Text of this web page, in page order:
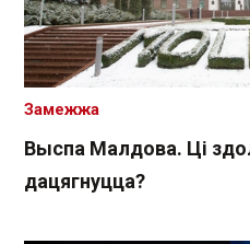
Выспа Малдова. Ці
дацягнуцца?
Замежжа